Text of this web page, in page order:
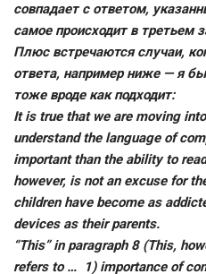
совпадает с ответом,
самое происходит в третьем
Плюс встречаются случаи,
ответа, например ниже — я
тоже вроде как подходит:
It is true that we are moving
understand the language of
important than the ability to
however, is not an excuse for
children have become as
devices as their parents.
“This” in paragraph 8 (This,
refers to … 1) importance of